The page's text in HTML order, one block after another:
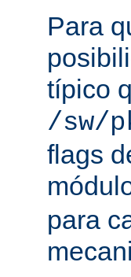
Para
típico
/sw/
flags
para